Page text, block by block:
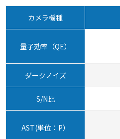
カメラ機種
量子効率（QE）
ダークノイズ
S/N比
AST(単位：P）